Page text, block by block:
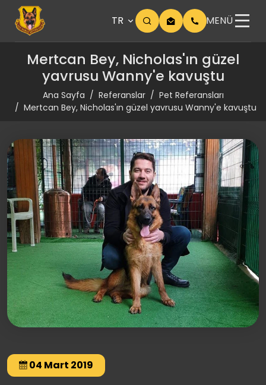
TR MENÜ
Mertcan Bey, Nicholas'ın güzel
yavrusu Wanny'e kavuştu
Ana Sayfa Referanslar
Pet Referansları
Mertcan Bey, Nicholas'ın güzel yavrusu Wanny'e kavuştu
04 Mart 2019